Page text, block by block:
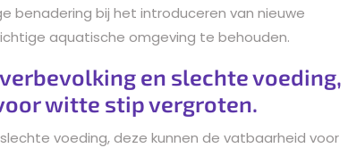
benadering bij het introduceren van nieuwe
aquatische omgeving te behouden.
en slechte voeding,
witte stip vergroten.
voeding, deze kunnen de vatbaarheid voor